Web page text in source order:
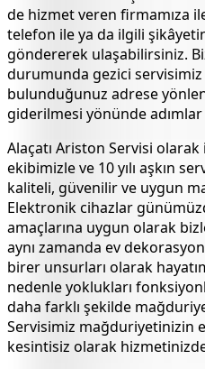
de hizmet veren firmamıza
telefon ile ya da ilgili
göndererek ulaşabilirsiniz.
durumunda gezici
bulunduğunuz adrese
giderilmesi yönünde adımlar
Alaçatı Ariston Servisi olarak
ekibimizle ve 10 yılı aşkın
kaliteli, güvenilir ve uygun
Elektronik cihazlar
amaçlarına uygun olarak
aynı zamanda ev
birer unsurları olarak
nedenle yoklukları
daha farklı şekilde
Servisimiz mağduriyetinizin
kesintisiz olarak